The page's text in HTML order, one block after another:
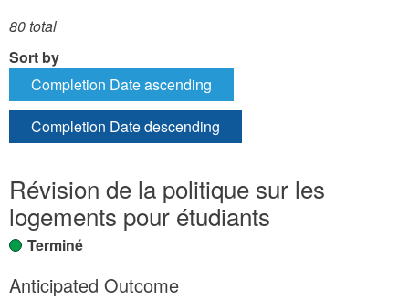
80 total
Sort by
Completion Date ascending
Completion Date descending
Révision de la politique sur les
logements pour étudiants
Terminé
Anticipated Outcome